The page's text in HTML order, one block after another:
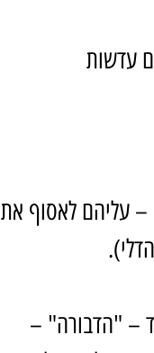
עדשות
עליהם לאסוף את
– "הדבורה" –